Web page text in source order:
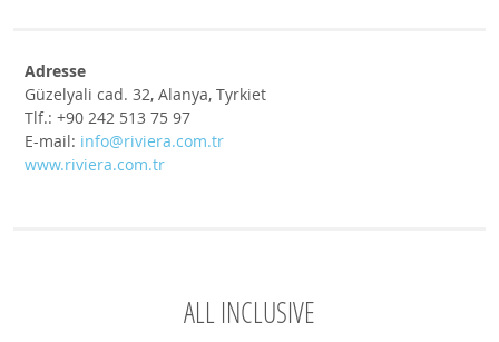
Adresse
Güzelyali cad. 32, Alanya, Tyrkiet
Tlf.: +90 242 513 75 97
E-mail: info@riviera.com.tr
www.riviera.com.tr
ALL INCLUSIVE